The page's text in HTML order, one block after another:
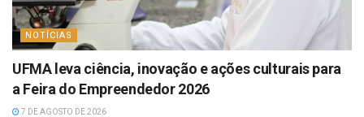
NOTÍCIAS
UFMA leva ciência, inovação e ações culturais para
a Feira do Empreendedor 2026
7 DE AGOSTO DE 2026